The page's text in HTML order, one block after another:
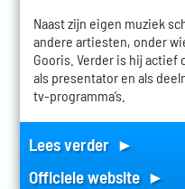
Naast zijn eigen muziek
andere artiesten, onder
Gooris. Verder is hij
als presentator en als
tv-programma’s.
Lees verder ►
Officiele website ►